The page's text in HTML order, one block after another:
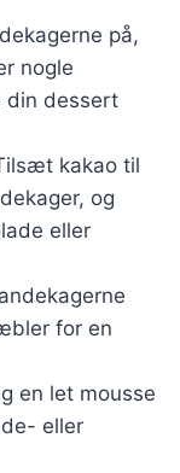
på,
nogle
din dessert
kakao til
og
eller
for en
en let mousse
eller